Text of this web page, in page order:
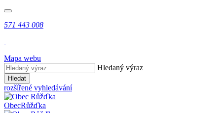
571 443 008
Mapa webu
Hledaný výraz
Hledat
rozšířené vyhledávání
ObecRůžďka